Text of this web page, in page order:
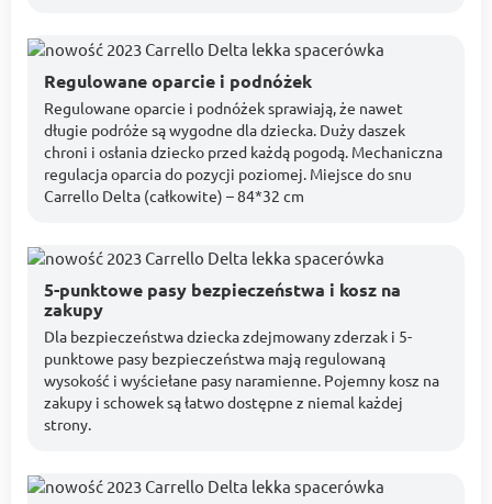
Regulowane oparcie i podnóżek
Regulowane oparcie i podnóżek sprawiają, że nawet
długie podróże są wygodne dla dziecka. Duży daszek
chroni i osłania dziecko przed każdą pogodą. Mechaniczna
regulacja oparcia do pozycji poziomej. Miejsce do snu
Carrello Delta (całkowite) – 84*32 cm
5-punktowe pasy bezpieczeństwa i kosz na
zakupy
Dla bezpieczeństwa dziecka zdejmowany zderzak i 5-
punktowe pasy bezpieczeństwa mają regulowaną
wysokość i wyściełane pasy naramienne. Pojemny kosz na
zakupy i schowek są łatwo dostępne z niemal każdej
strony.